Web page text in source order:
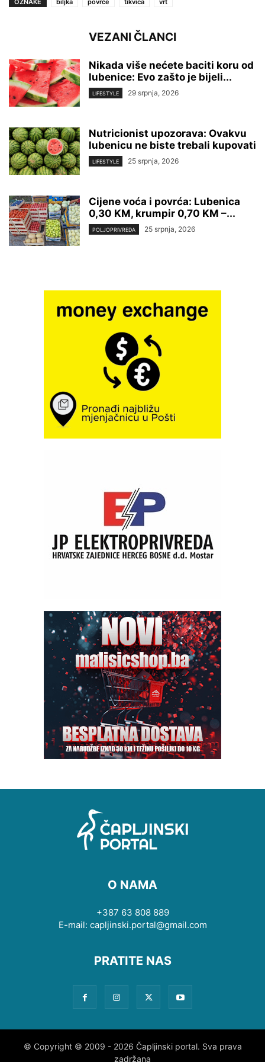
OZNAKE
biljka povrće tikvica vrt
VEZANI ČLANCI
Nikada više nećete baciti koru od
lubenice: Evo zašto je bijeli...
LIFESTYLE 29 srpnja, 2026
Nutricionist upozorava: Ovakvu
lubenicu ne biste trebali kupovati
LIFESTYLE 25 srpnja, 2026
Cijene voća i povrća: Lubenica
0,30 KM, krumpir 0,70 KM –...
POLJOPRIVREDA 25 srpnja, 2026
O NAMA
+387 63 808 889
E-mail: capljinski.portal@gmail.com
PRATITE NAS
© Copyright © 2009 - 2026 Čapljinski portal. Sva prava
zadržana